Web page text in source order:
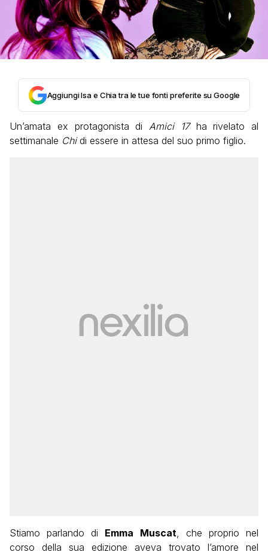
Aggiungi Isa e Chia tra le tue fonti preferite su Google
Un’amata ex protagonista di Amici 17ha rivelato al
settimanale Chidi essere in attesa del suo primo figlio.
Stiamo parlando di Emma Muscat, che proprio nel
corso della sua edizione aveva trovato l’amore nel